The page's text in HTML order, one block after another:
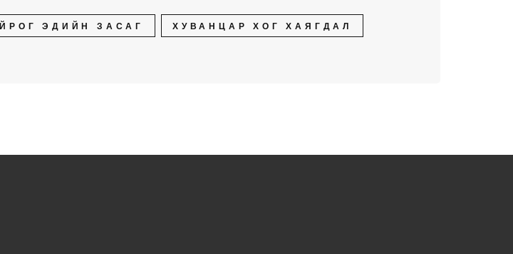
ЭДИЙН ЗАСАГ ХУВАНЦАР ХОГ ХАЯГДАЛ